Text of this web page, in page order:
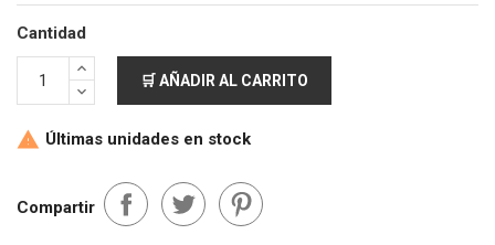
Cantidad
🛒 AÑADIR AL CARRITO
 Últimas unidades en stock
Compartir